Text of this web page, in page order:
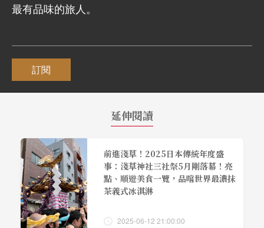
最有品味的旅人。
訂閱
延伸閱讀
前進淺草！2025日本傳統年度盛
事：淺草神社三社祭5月剛落幕！亮
點、順遊美食一覽，品嚐世界最濃抹
茶義式冰淇淋
2025-06-12 21:00:00